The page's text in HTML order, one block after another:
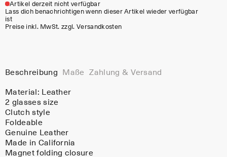
Artikel derzeit nicht verfügbar
Lass dich benachrichtigen wenn dieser Artikel wieder verfügbar
ist
Preise inkl. MwSt. zzgl. Versandkosten
Beschreibung Maße Zahlung & Versand
Material:
Leather
2 glasses size
Clutch style
Foldeable
Genuine Leather
Made in California
Magnet folding closure